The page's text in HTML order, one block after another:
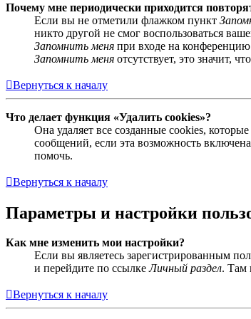
Почему мне периодически приходится
Если вы не отметили флажком пункт
никто другой не смог воспользоваться
Запомнить меня при входе на
Запомнить меня отсутствует, это значит,
Вернуться к началу
Что делает функция «Удалить cookies»?
Она удаляет все созданные cookies,
сообщений, если эта возможность
помочь.
Вернуться к началу
Параметры и настройки
Как мне изменить мои настройки?
Если вы являетесь зарегистрированным
и перейдите по ссылкеЛичный раздел. Там
Вернуться к началу